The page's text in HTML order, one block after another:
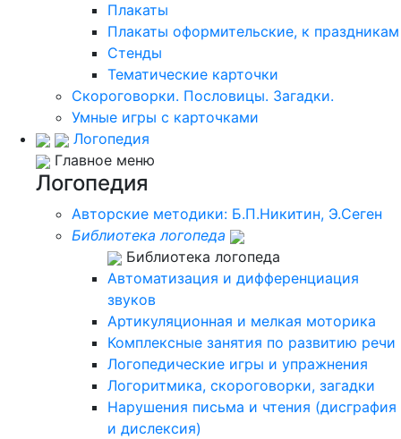
Плакаты
Плакаты оформительские, к праздникам
Стенды
Тематические карточки
Скороговорки. Пословицы. Загадки.
Умные игры с карточками
Логопедия
Главное меню
Логопедия
Авторские методики: Б.П.Никитин, Э.Сеген
Библиотека логопеда
Библиотека логопеда
Автоматизация и дифференциация
звуков
Артикуляционная и мелкая моторика
Комплексные занятия по развитию речи
Логопедические игры и упражнения
Логоритмика, скороговорки, загадки
Нарушения письма и чтения (дисграфия
и дислексия)